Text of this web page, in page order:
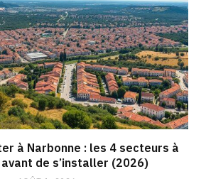
à Narbonne : les 4 secteurs à
de s’installer (2026)